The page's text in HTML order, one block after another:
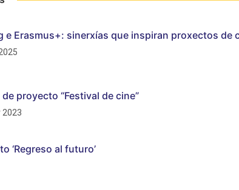
e Erasmus+: sinerxías que inspiran proxectos de
proyecto “Festival de cine”
‘Regreso al futuro’